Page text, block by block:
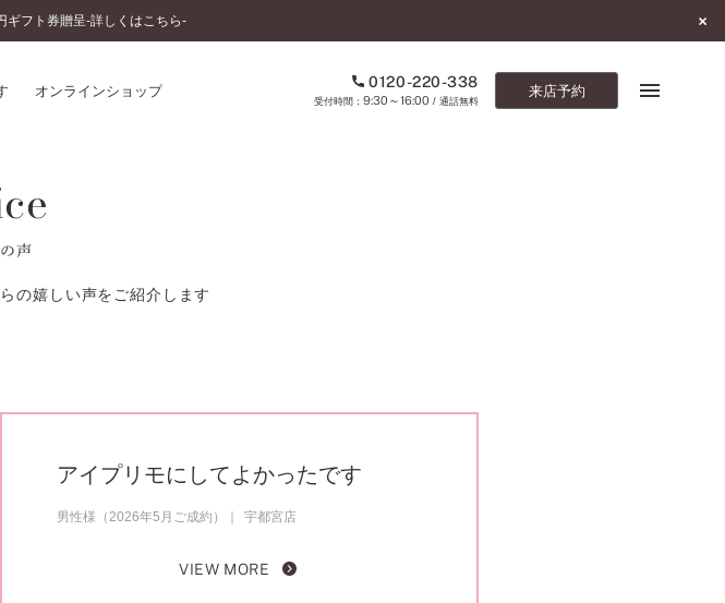
ギフト券贈呈-詳しくはこちら-
オンラインショップ 0120-220-338
9:30～16:00/ 通話無料
来店予約
婚約指輪とは
結婚指輪とは
セットリングとは
よくあるご質問
お問い合わせ
声
の嬉しい声をご紹介します
アイプリモにしてよかったです
男性様（2026年5月ご成約） 宇都宮店
VIEW MORE